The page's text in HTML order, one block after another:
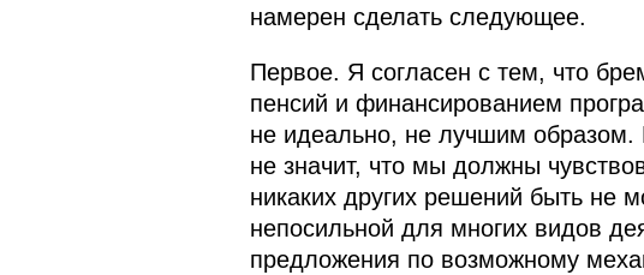
намерен сделать следующее.
Первое. Я согласен с тем, что
пенсий и финансированием
не идеально, не лучшим образом.
не значит, что мы должны
никаких других решений быть не
непосильной для многих видов
предложения по возможному